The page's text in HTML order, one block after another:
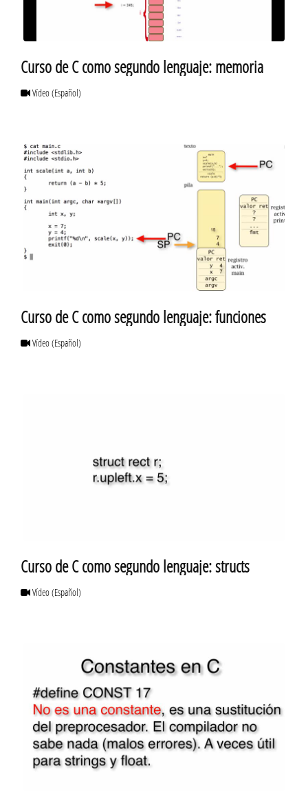
Curso de C como segundo lenguaje: memoria
Vídeo(Español)
Curso de C como segundo lenguaje: funciones
Vídeo(Español)
Curso de C como segundo lenguaje: structs
Vídeo(Español)